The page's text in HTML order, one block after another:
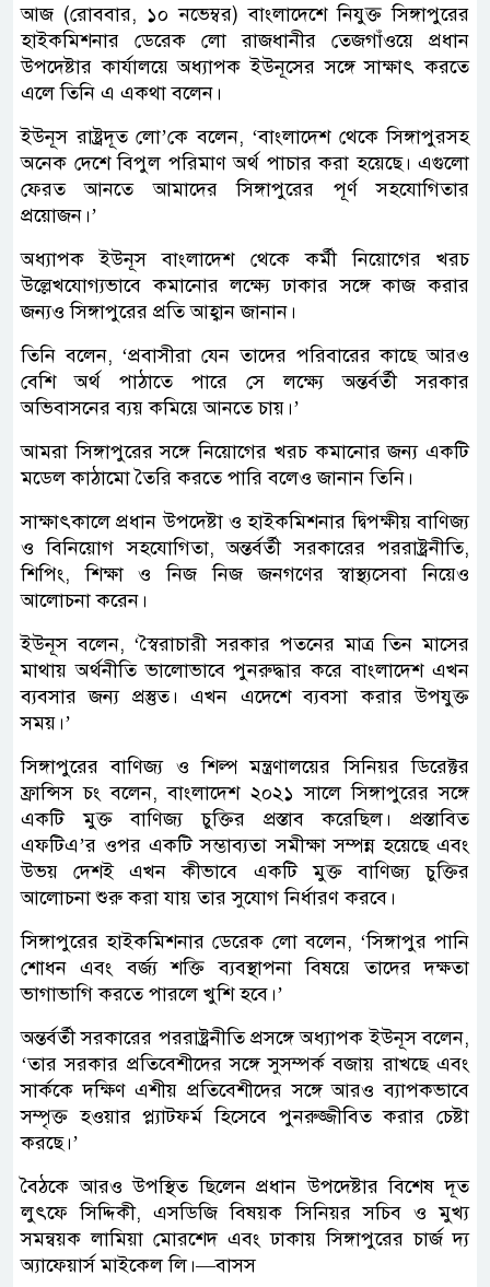
আজ (রোববার, ১০ নভেম্বর) বাংলাদেশে নিযুক্ত সিঙ্গাপুরের
হাইকমিশনার ডেরেক লো রাজধানীর তেজগাঁওয়ে প্রধান
উপদেষ্টার কার্যালয়ে অধ্যাপক ইউনূসের সঙ্গে সাক্ষাৎ করতে
এলে তিনি এ একথা বলেন।
ইউনূস রাষ্ট্রদূত লো’কে বলেন, ‘বাংলাদেশ থেকে সিঙ্গাপুরসহ
অনেক দেশে বিপুল পরিমাণ অর্থ পাচার করা হয়েছে। এগুলো
ফেরত আনতে আমাদের সিঙ্গাপুরের পূর্ণ সহযোগিতার
প্রয়োজন।’
অধ্যাপক ইউনূস বাংলাদেশ থেকে কর্মী নিয়োগের খরচ
উল্লেখযোগ্যভাবে কমানোর লক্ষ্যে ঢাকার সঙ্গে কাজ করার
জন্যও সিঙ্গাপুরের প্রতি আহ্বান জানান।
তিনি বলেন, ‘প্রবাসীরা যেন তাদের পরিবারের কাছে আরও
বেশি অর্থ পাঠাতে পারে সে লক্ষ্যে অন্তর্বর্তী সরকার
অভিবাসনের ব্যয় কমিয়ে আনতে চায়।’
আমরা সিঙ্গাপুরের সঙ্গে নিয়োগের খরচ কমানোর জন্য একটি
মডেল কাঠামো তৈরি করতে পারি বলেও জানান তিনি।
সাক্ষাৎকালে প্রধান উপদেষ্টা ও হাইকমিশনার দ্বিপক্ষীয় বাণিজ্য
ও বিনিয়োগ সহযোগিতা, অন্তর্বর্তী সরকারের পররাষ্ট্রনীতি,
শিপিং, শিক্ষা ও নিজ নিজ জনগণের স্বাস্থ্যসেবা নিয়েও
আলোচনা করেন।
ইউনূস বলেন, ‘স্বৈরাচারী সরকার পতনের মাত্র তিন মাসের
মাথায় অর্থনীতি ভালোভাবে পুনরুদ্ধার করে বাংলাদেশ এখন
ব্যবসার জন্য প্রস্তুত। এখন এদেশে ব্যবসা করার উপযুক্ত
সময়।’
সিঙ্গাপুরের বাণিজ্য ও শিল্প মন্ত্রণালয়ের সিনিয়র ডিরেক্টর
ফ্রান্সিস চং বলেন, বাংলাদেশ ২০২১ সালে সিঙ্গাপুরের সঙ্গে
একটি মুক্ত বাণিজ্য চুক্তির প্রস্তাব করেছিল। প্রস্তাবিত
এফটিএ’র ওপর একটি সম্ভাব্যতা সমীক্ষা সম্পন্ন হয়েছে এবং
উভয় দেশই এখন কীভাবে একটি মুক্ত বাণিজ্য চুক্তির
আলোচনা শুরু করা যায় তার সুযোগ নির্ধারণ করবে।
সিঙ্গাপুরের হাইকমিশনার ডেরেক লো বলেন, ‘সিঙ্গাপুর পানি
শোধন এবং বর্জ্য শক্তি ব্যবস্থাপনা বিষয়ে তাদের দক্ষতা
ভাগাভাগি করতে পারলে খুশি হবে।’
অন্তর্বর্তী সরকারের পররাষ্ট্রনীতি প্রসঙ্গে অধ্যাপক ইউনূস বলেন,
‘তার সরকার প্রতিবেশীদের সঙ্গে সুসম্পর্ক বজায় রাখছে এবং
সার্ককে দক্ষিণ এশীয় প্রতিবেশীদের সঙ্গে আরও ব্যাপকভাবে
সম্পৃক্ত হওয়ার প্ল্যাটফর্ম হিসেবে পুনরুজ্জীবিত করার চেষ্টা
করছে।’
বৈঠকে আরও উপস্থিত ছিলেন প্রধান উপদেষ্টার বিশেষ দূত
লুৎফে সিদ্দিকী, এসডিজি বিষয়ক সিনিয়র সচিব ও মুখ্য
সমন্বয়ক লামিয়া মোরশেদ এবং ঢাকায় সিঙ্গাপুরের চার্জ দ্য
অ্যাফেয়ার্স মাইকেল লি।—বাসস